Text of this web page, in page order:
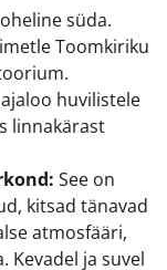
süda.
Toomkiriku
huvilistele
linnakärast
See on
kitsad tänavad
atmosfääri,
Kevadel ja suvel